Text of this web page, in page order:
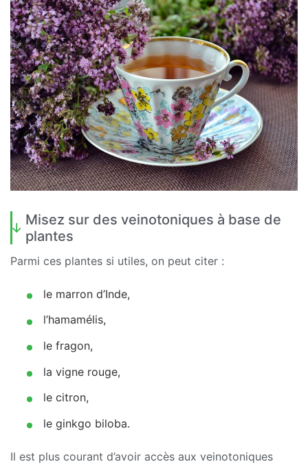
Misez sur des veinotoniques à base de
plantes
Parmi ces plantes si utiles, on peut citer :
le marron d’Inde,
l’hamamélis,
le fragon,
la vigne rouge,
le citron,
le ginkgo biloba.
Il est plus courant d’avoir accès aux veinotoniques